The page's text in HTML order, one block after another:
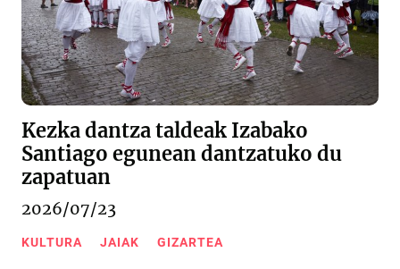
Kezka dantza taldeak Izabako
Santiago egunean dantzatuko du
zapatuan
2026/07/23
KULTURA JAIAK GIZARTEA